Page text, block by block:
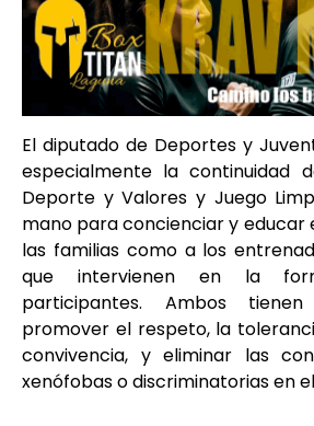
El diputado de Deportes y
especialmente la continuidad
Deporte y Valores y Juego
mano para concienciar y educar
las familias como a los
que intervienen en la
participantes. Ambos
promover el respeto, la
convivencia, y eliminar las
xenófobas o discriminatorias en